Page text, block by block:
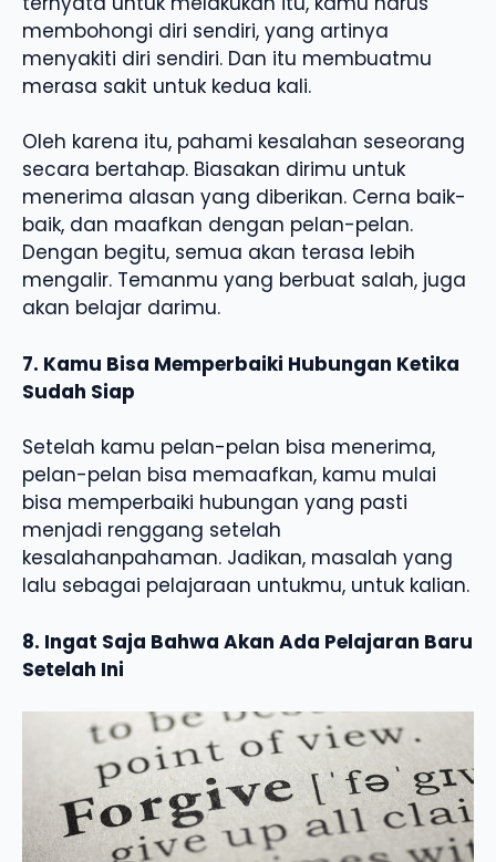
membohongi diri sendiri, yang artinya
menyakiti diri sendiri. Dan itu membuatmu
merasa sakit untuk kedua kali.
Oleh karena itu, pahami kesalahan seseorang
secara bertahap. Biasakan dirimu untuk
menerima alasan yang diberikan. Cerna baik-
baik, dan maafkan dengan pelan-pelan.
Dengan begitu, semua akan terasa lebih
mengalir. Temanmu yang berbuat salah, juga
akan belajar darimu.
7. Kamu Bisa Memperbaiki Hubungan Ketika
Sudah Siap
Setelah kamu pelan-pelan bisa menerima,
pelan-pelan bisa memaafkan, kamu mulai
bisa memperbaiki hubungan yang pasti
menjadi renggang setelah
kesalahanpahaman. Jadikan, masalah yang
lalu sebagai pelajaraan untukmu, untuk kalian.
8. Ingat Saja Bahwa Akan Ada Pelajaran Baru
Setelah Ini